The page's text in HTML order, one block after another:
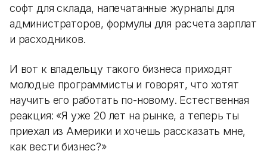
софт для склада, напечатанные журналы для
администраторов, формулы для расчета зарплат
и расходников.
И вот к владельцу такого бизнеса приходят
молодые программисты и говорят, что хотят
научить его работать по-новому. Естественная
реакция: «Я уже 20 лет на рынке, а теперь ты
приехал из Америки и хочешь рассказать мне,
как вести бизнес?»